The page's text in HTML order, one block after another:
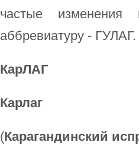
частые изменения
аббревиатуру - ГУЛАГ.
КарЛАГ
Карлаг
(Карагандинский